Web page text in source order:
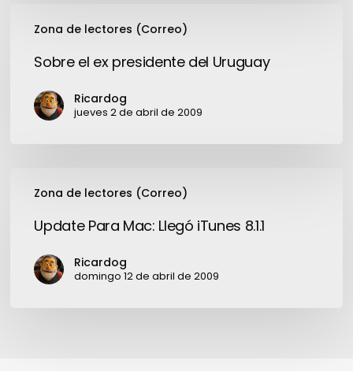
Zona de lectores (Correo)
presidente
Uruguay
Sobre el ex presidente del Uruguay
Ricardog
jueves 2 de abril de 2009
Zona de lectores (Correo)
Llegó
iTunes
Update Para Mac: Llegó iTunes 8.1.1
Ricardog
domingo 12 de abril de 2009